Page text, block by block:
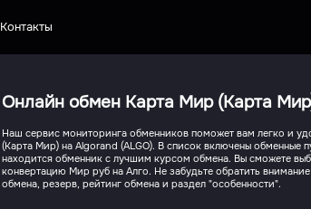
Контакты
Онлайн обмен Карта Мир (Карта
Наш сервис мониторинга обменников поможет вам легко и
(Карта Мир) на Algorand (ALGO). В список включены обменные
находится обменник с лучшим курсом обмена. Вы сможете
конвертацию Мир руб на Алго. Не забудьте обратить
обмена, резерв, рейтинг обмена и раздел "особенности".